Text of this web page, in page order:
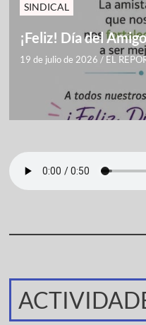
SINDICAL
¡Feliz! Día del Amigo
19 de julio de 2026 / EL